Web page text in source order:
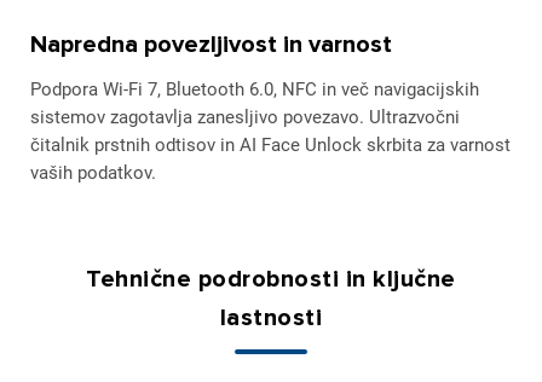
Napredna povezljivost in varnost
Podpora Wi-Fi 7, Bluetooth 6.0, NFC in več navigacijskih
sistemov zagotavlja zanesljivo povezavo. Ultrazvočni
čitalnik prstnih odtisov in AI Face Unlock skrbita za varnost
vaših podatkov.
Tehnične podrobnosti in ključne
lastnosti